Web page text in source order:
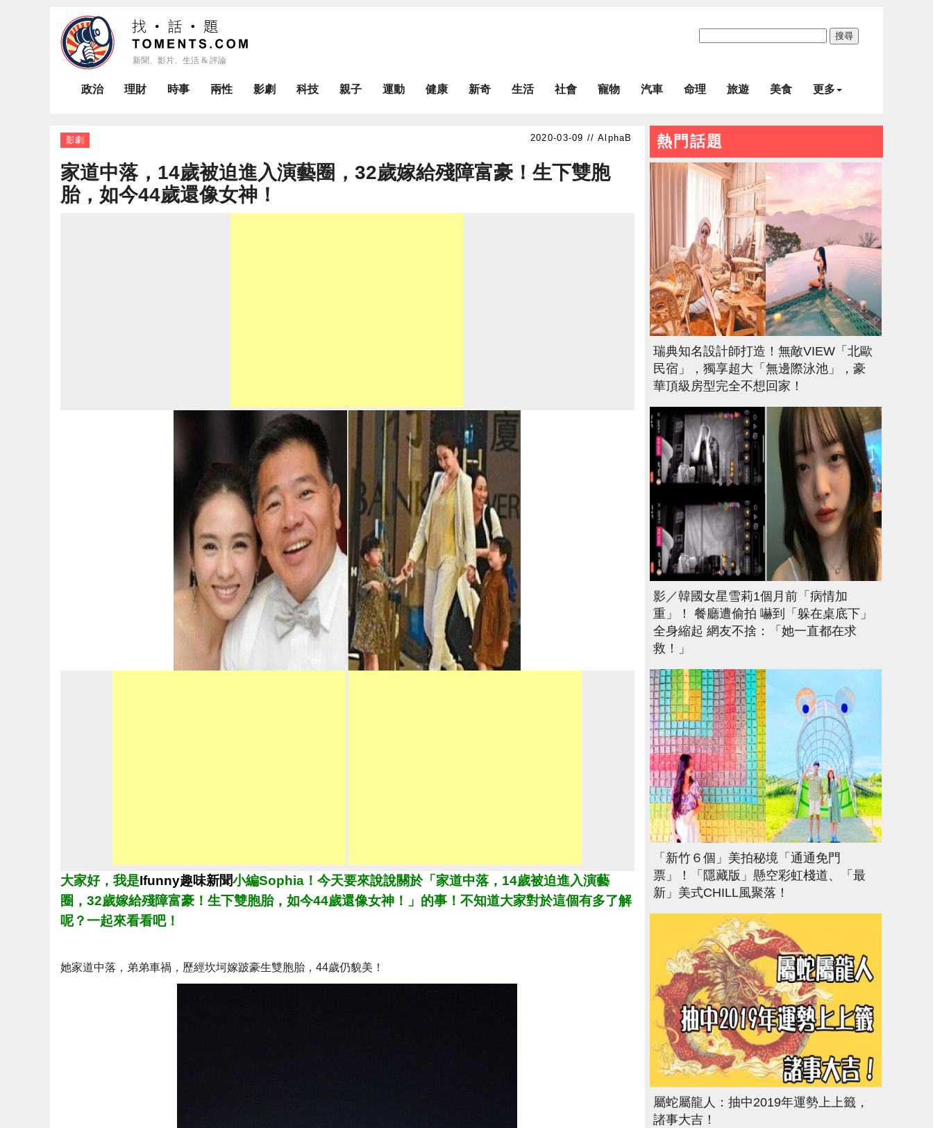
搜尋
政治 理財 時事 兩性 影劇 科技 親子 運動 健康 新奇 生活 社會 寵物 汽車 命理 旅遊 美食 更多
影劇 AlphaB
家道中落，14歲被迫進入演藝圈，32歲嫁給殘障富豪！生下雙胞
胎，如今44歲還像女神！
大家好，我是Ifunny趣味新聞小編Sophia！今天要來說說關於「家道中落，14歲被迫進入演藝
圈，32歲嫁給殘障富豪！生下雙胞胎，如今44歲還像女神！」的事！不知道大家對於這個有多了解
呢？一起來看看吧！
她家道中落，弟弟車禍，歷經坎坷嫁跛豪生雙胞胎，44歲仍貌美！
熱門話題
瑞典知名設計師打造！無敵VIEW「北歐
民宿」，獨享超大「無邊際泳池」，豪
華頂級房型完全不想回家！
影／韓國女星雪莉1個月前「病情加
重」！ 餐廳遭偷拍 嚇到「躲在桌底下」
全身縮起 網友不捨：「她一直都在求
救！」
「新竹６個」美拍秘境「通通免門
票」！「隱藏版」懸空彩虹棧道、「最
新」美式CHILL風聚落！
屬蛇屬龍人：抽中2019年運勢上上籤，
諸事大吉！